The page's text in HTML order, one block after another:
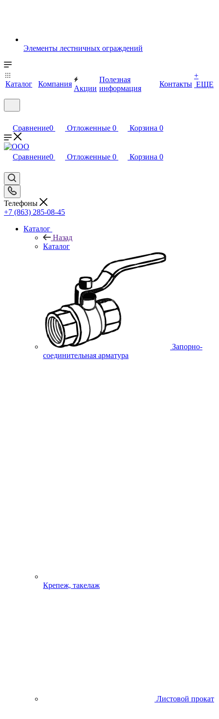
Элементы лестничных ограждений
Каталог Компания
Акции
Полезная
информация
Контакты
+
ЕЩЕ
Сравнение0 Отложенные 0 Корзина 0
Сравнение0 Отложенные 0 Корзина 0
Телефоны
+7 (863) 285-08-45
Каталог
Назад
Каталог
Запорно-
соединительная арматура
Крепеж, такелаж
Листовой прокат